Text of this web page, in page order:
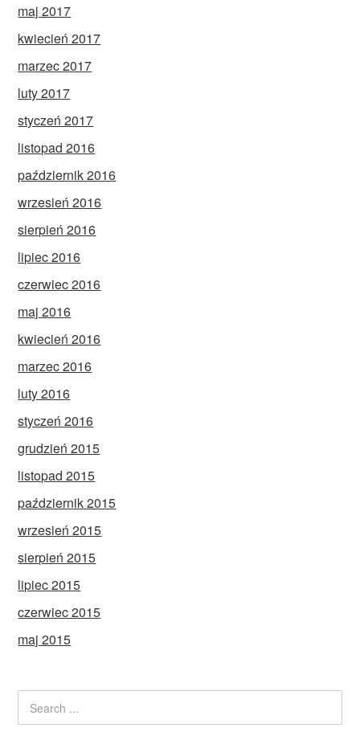
maj 2017
kwiecień 2017
marzec 2017
luty 2017
styczeń 2017
listopad 2016
październik 2016
wrzesień 2016
sierpień 2016
lipiec 2016
czerwiec 2016
maj 2016
kwiecień 2016
marzec 2016
luty 2016
styczeń 2016
grudzień 2015
listopad 2015
październik 2015
wrzesień 2015
sierpień 2015
lipiec 2015
czerwiec 2015
maj 2015